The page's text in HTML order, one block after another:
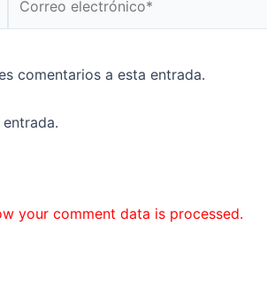
electrónico*
comentarios a esta entrada.
your comment data is processed.